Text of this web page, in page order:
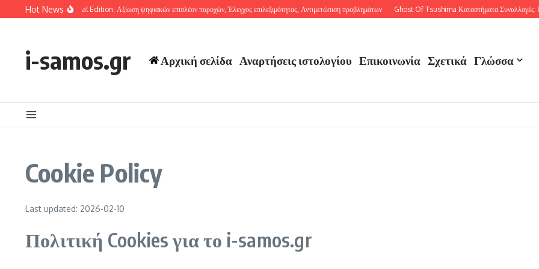
Skip to content
Hot News
Of Tsushima Special Edition: Αξίωση ψηφιακών επιπλέον παροχών, Έλεγχος επιλεξιμότητας, Αντιμετώπιση προβλημάτων Ghost Of Tsushima Καταστήματα Συναλλαγές:
i-samos.gr Αρχική σελίδα Αναρτήσεις ιστολογίου Επικοινωνία Σχετικά Γλώσσα
Cookie Policy
Last updated: 2026-02-10
Πολιτική Cookies για το i-samos.gr